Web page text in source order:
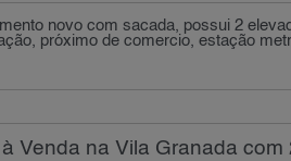
novo com sacada, possui 2
próximo de comercio, estação
Venda na Vila Granada com